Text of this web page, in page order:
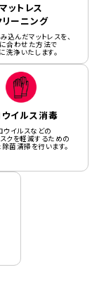
マットレス
リーニング
込んだマットレスを、
合わせた方法で
洗浄いたします。
イルス消毒
ウイルスなどの
クを軽減するための
菌清掃を行います。